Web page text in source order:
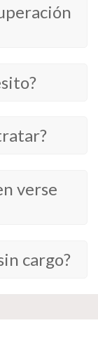
verse
cargo?